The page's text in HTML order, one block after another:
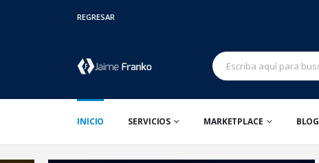
REGRESAR
INICIO SERVICIOS MARKETPLACE BLOG